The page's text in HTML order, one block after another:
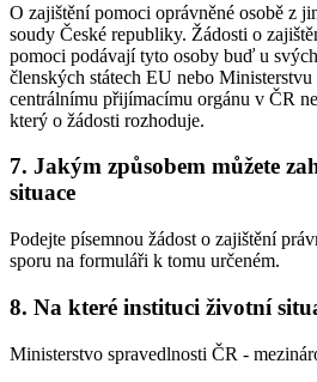
O zajištění pomoci oprávněné osobě z
soudy České republiky. Žádosti o
pomoci podávají tyto osoby buď u
členských státech EU nebo
centrálnímu přijímacímu orgánu v ČR
který o žádosti rozhoduje.
7. Jakým způsobem můžete
situace
Podejte písemnou žádost o zajištění
sporu na formuláři k tomu určeném.
8. Na které instituci životní
Ministerstvo spravedlnosti ČR -